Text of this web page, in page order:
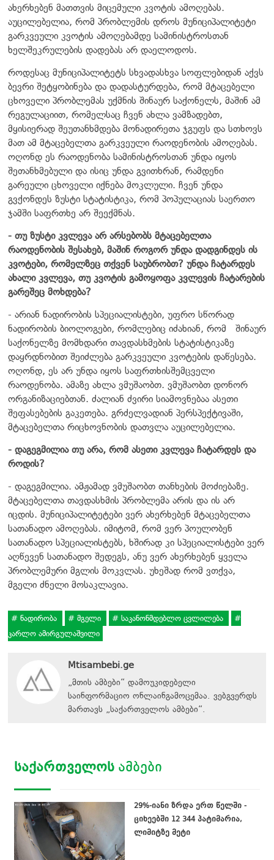
ახერხებენ მათთვის მიცემული კვოტის ამოღებას.
აუცილებელია, რომ პრობლემის დროს მუნიციპალიტეტი
გარკვეული კვოტის ამოღებამდე სამინისტროსთან
ხელშეკრულების დადებას არ დაელოდოს.
როდესაც მუნიციპალიტეტს სხვადასხვა სოფლებიდან აქვს
ბევრი შეტყობინება და დადასტურდება, რომ მტაცებელი
ცხოველი პრობლემას უქმნის შინაურ საქონელს, მაშინ ამ
რეგულაციით, რომელსაც ჩვენ ახლა ვამზადებთ,
მყისიერად შეუთანხმდება მონადირეთა ჯგუფს და სთხოვს
მათ ამ მტაცებელთა გარკვეული რაოდენობის ამოღებას.
ოღონდ ეს რაოდენობა სამინისტროსთან უნდა იყოს
შეთანხმებული და ისიც უნდა გვითხრან, რამდენი
გარეული ცხოველი იქნება მოკლული. ჩვენ უნდა
გვქონდეს ზუსტი სტატისტიკა, რომ პოპულაციას საერთო
ჯამში საფრთხე არ შეექმნას.
- თუ ზუსტი კვლევა არ არსებობს მტაცებელთა
რაოდენობის შესახებ, მაშინ როგორ უნდა დადგინდეს ის
კვოტები, რომელზეც თქვენ საუბრობთ? უნდა ჩატარდეს
ახალი კვლევა, თუ კვოტის გამოყოფა კვლევის ჩატარების
გარეშეც მოხდება?
- არიან ნადირობის სპეციალისტები, უფრო სწორად
ნადირობის ბიოლოგები, რომლებიც იძახიან, რომ შინაურ
საქონელზე მომხდარი თავდასხმების სტატისტიკაზე
დაყრდნობით შეიძლება გარკვეული კვოტების დაწესება.
ოღონდ, ეს არ უნდა იყოს საფრთხისშემცველი
რაოდენობა. ამაზე ახლა ვმუშაობთ. ვმუშაობთ დონორ
ორგანიზაციებთან. ძალიან ძვირი სიამოვნებაა ასეთი
შეფასებების გაკეთება. გრძელვადიან პერსპექტივაში,
მტაცებელთა რიცხოვნობის დათვლა აუცილებელია.
- დაგეგმილია თუ არა, რომ ასეთი კვლევა ჩატარდეს და
როდის?
- დაგეგმილია. ამჟამად ვმუშაობთ თანხების მოძიებაზე.
მტაცებელთა თავდასხმის პრობლემა არის და ის არ
იცდის. მუნიციპალიტეტები ვერ ახერხებენ მტაცებელთა
სათანადო ამოღებას. იმიტომ, რომ ვერ პოულობენ
სათანადო სპეციალისტებს, ხშირად კი სპეციალისტები ვერ
აღწევენ სათანადო შედეგს, ანუ ვერ ახერხებენ ყველა
პრობლემური მგლის მოკვლას. უხეშად რომ ვთქვა,
მგელი ძნელი მოსაკლავია.
ნადირობა მგელი
საკანონმდებლო ცვლილება
კარლო ამირგულაშვილი
Mtisambebi.ge
„მთის ამბები“ დამოუკიდებელი
საინფორმაციო ონლაინგამოცემაა. ვებგვერდს
მართავს „საქართველოს ამბები“.
ᲡᲐᲥᲐᲠᲗᲕᲔᲚᲝᲡ ᲐᲛᲑᲔᲑᲘ
29%-იანი ზრდა ერთ წელში -
ციხეებში 12 344 პატიმარია,
ლიმიტზე მეტი